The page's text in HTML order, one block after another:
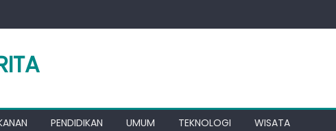
PENDIDIKAN UMUM TEKNOLOGI WISATA